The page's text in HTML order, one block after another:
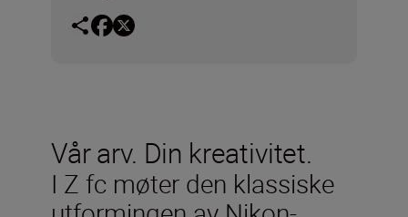
Vår arv. Din kreativitet.
I Z fc møter den klassiske